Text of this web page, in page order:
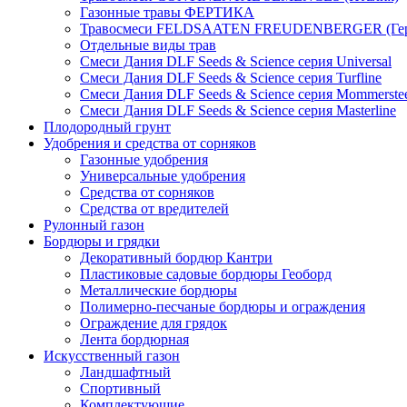
Газонные травы ФЕРТИКА
Травосмеси FELDSAATEN FREUDENBERGER
Отдельные виды трав
Смеси Дания DLF Seeds & Sciеnce серия Universal
Смеси Дания DLF Seeds & Sciеnce серия Turfline
Смеси Дания DLF Seeds & Sciеnce серия
Смеси Дания DLF Seeds & Sciеnce серия Masterline
Плодородный грунт
Удобрения и средства от сорняков
Газонные удобрения
Универсальные удобрения
Средства от сорняков
Средства от вредителей
Рулонный газон
Бордюры и грядки
Декоративный бордюр Кантри
Пластиковые садовые бордюры Геоборд
Металлические бордюры
Полимерно-песчаные бордюры и ограждения
Ограждение для грядок
Лента бордюрная
Искусственный газон
Ландшафтный
Спортивный